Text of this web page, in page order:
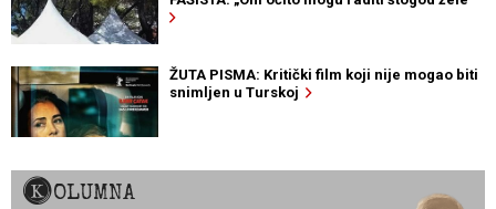
ŽUTA PISMA: Kritički film koji nije mogao biti
snimljen u Turskoj
KOLUMNA